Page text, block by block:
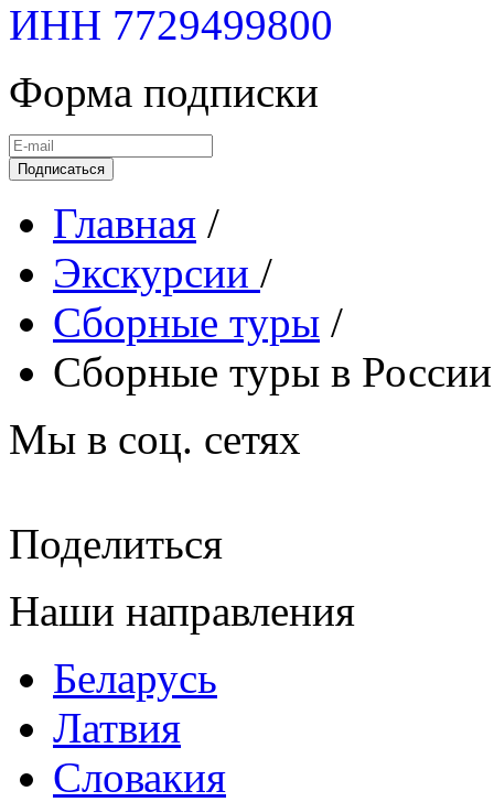
ИНН 7729499800
Форма подписки
Подписаться
Главная /
Экскурсии /
Сборные туры /
Сборные туры в России
Мы в соц. сетях
Поделиться
Наши направления
Беларусь
Латвия
Словакия